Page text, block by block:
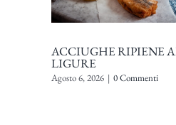
ACCIUGHE RIPIENE
LIGURE
Agosto 6, 2026 | 0 Commenti